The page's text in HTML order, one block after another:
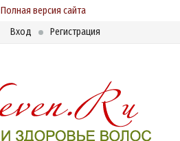
Полная версия сайта
Вход
Регистрация